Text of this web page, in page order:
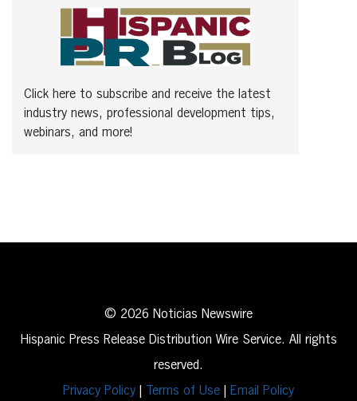
Click here to subscribe and receive the latest
industry news, professional development tips,
webinars, and more!
© 2026 Noticias Newswire
Hispanic Press Release Distribution Wire Service. All rights
reserved.
Privacy Policy
Terms of Use Email Policy